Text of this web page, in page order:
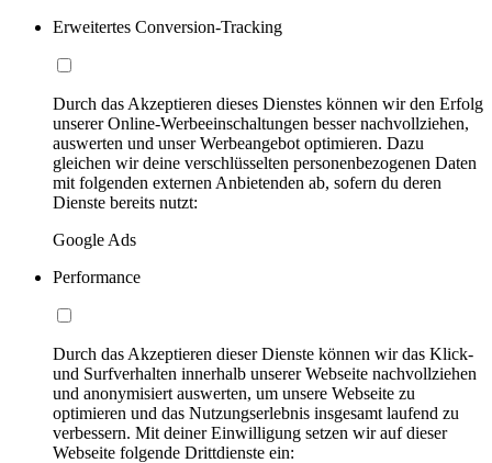
Erweitertes Conversion-Tracking
Durch das Akzeptieren dieses Dienstes können wir den Erfolg
unserer Online-Werbeeinschaltungen besser nachvollziehen,
auswerten und unser Werbeangebot optimieren. Dazu
gleichen wir deine verschlüsselten personenbezogenen Daten
mit folgenden externen Anbietenden ab, sofern du deren
Dienste bereits nutzt:
Google Ads
Performance
Durch das Akzeptieren dieser Dienste können wir das Klick-
und Surfverhalten innerhalb unserer Webseite nachvollziehen
und anonymisiert auswerten, um unsere Webseite zu
optimieren und das Nutzungserlebnis insgesamt laufend zu
verbessern. Mit deiner Einwilligung setzen wir auf dieser
Webseite folgende Drittdienste ein: